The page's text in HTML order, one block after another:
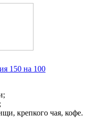
150 на 100
крепкого чая, кофе.